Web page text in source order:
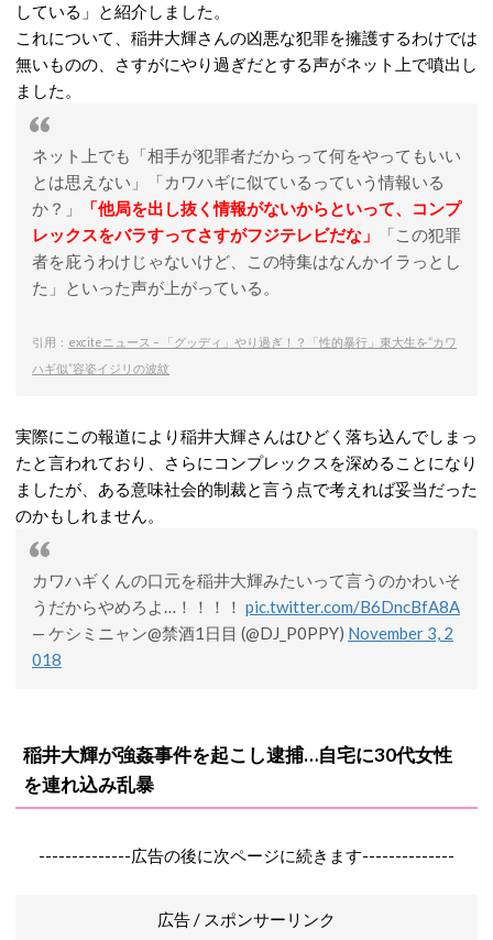
している」と紹介しました。
これについて、稲井大輝さんの凶悪な犯罪を擁護するわけでは
無いものの、さすがにやり過ぎだとする声がネット上で噴出し
ました。
ネット上でも「相手が犯罪者だからって何をやってもいい
とは思えない」「カワハギに似ているっていう情報いる
か？」
「他局を出し抜く情報がないからといって、コンプ
レックスをバラすってさすがフジテレビだな」
「この犯罪
者を庇うわけじゃないけど、この特集はなんかイラっとし
た」といった声が上がっている。
引用： exciteニュース – 「グッディ」やり過ぎ！？「性的暴行」東大生を“カワ
ハギ似”容姿イジリの波紋
実際にこの報道により稲井大輝さんはひどく落ち込んでしまっ
たと言われており、さらにコンプレックスを深めることになり
ましたが、ある意味社会的制裁と言う点で考えれば妥当だった
のかもしれません。
カワハギくんの口元を稲井大輝みたいって言うのかわいそ
うだからやめろよ…！！！！ pic.twitter.com/B6DncBfA8A
— ケシミニャン@禁酒1日目 (@DJ_P0PPY) November 3, 2
018
稲井大輝が強姦事件を起こし逮捕…自宅に30代女性
を連れ込み乱暴
--------------広告の後に次ページに続きます--------------
広告 / スポンサーリンク